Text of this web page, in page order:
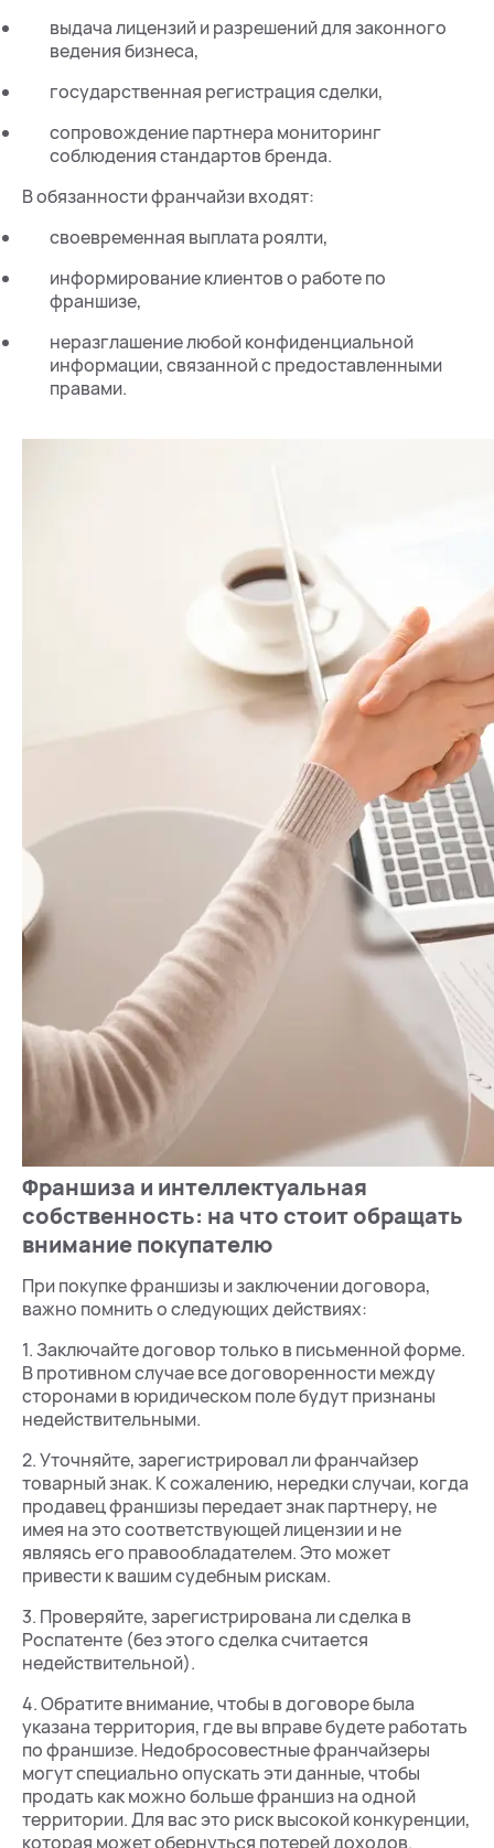
выдача лицензий и разрешений для законного
ведения бизнеса,
государственная регистрация сделки,
сопровождение партнера мониторинг
соблюдения стандартов бренда.
В обязанности франчайзи входят:
своевременная выплата роялти,
информирование клиентов о работе по
франшизе,
неразглашение любой конфиденциальной
информации, связанной с предоставленными
правами.
Франшиза и интеллектуальная
собственность: на что стоит обращать
внимание покупателю
При покупке франшизы и заключении договора,
важно помнить о следующих действиях:
1. Заключайте договор только в письменной форме.
В противном случае все договоренности между
сторонами в юридическом поле будут признаны
недействительными.
2. Уточняйте, зарегистрировал ли франчайзер
товарный знак. К сожалению, нередки случаи, когда
продавец франшизы передает знак партнеру, не
имея на это соответствующей лицензии и не
являясь его правообладателем. Это может
привести к вашим судебным рискам.
3. Проверяйте, зарегистрирована ли сделка в
Роспатенте (без этого сделка считается
недействительной).
4. Обратите внимание, чтобы в договоре была
указана территория, где вы вправе будете работать
по франшизе. Недобросовестные франчайзеры
могут специально опускать эти данные, чтобы
продать как можно больше франшиз на одной
территории. Для вас это риск высокой конкуренции,
которая может обернуться потерей доходов.